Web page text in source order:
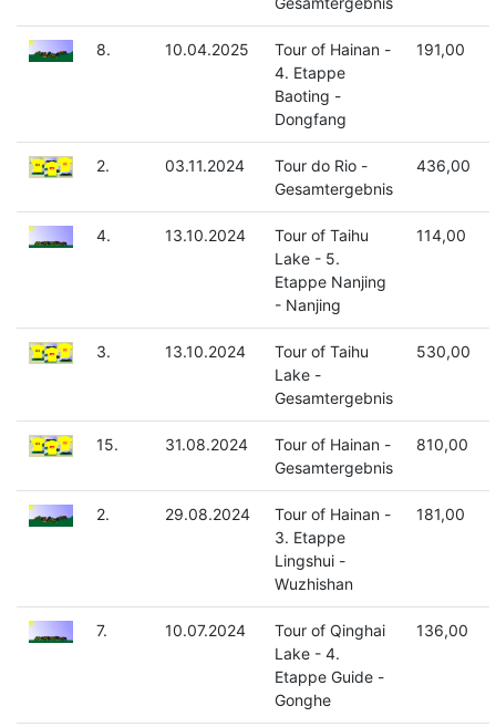
8. 10.04.2025
Tour of Hainan -
4. Etappe
Baoting -
Dongfang
191,00
2. 03.11.2024
Tour do Rio -
Gesamtergebnis
436,00
4. 13.10.2024
Tour of Taihu
Lake - 5.
Etappe Nanjing
- Nanjing
114,00
3. 13.10.2024
Tour of Taihu
Lake -
Gesamtergebnis
530,00
15. 31.08.2024
Tour of Hainan -
Gesamtergebnis
810,00
2. 29.08.2024
Tour of Hainan -
3. Etappe
Lingshui -
Wuzhishan
181,00
7. 10.07.2024
Tour of Qinghai
Lake - 4.
Etappe Guide -
Gonghe
136,00